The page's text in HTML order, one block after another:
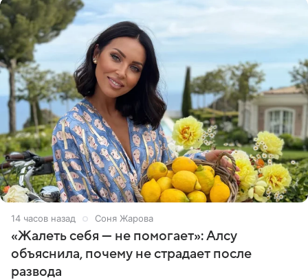
14 часов назад Соня Жарова
«Жалеть себя — не помогает»: Алсу
объяснила, почему не страдает после
развода